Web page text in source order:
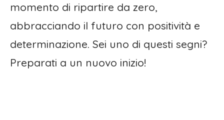
momento di ripartire da zero,
abbracciando il futuro con positività e
determinazione. Sei uno di questi segni?
Preparati a un nuovo inizio!